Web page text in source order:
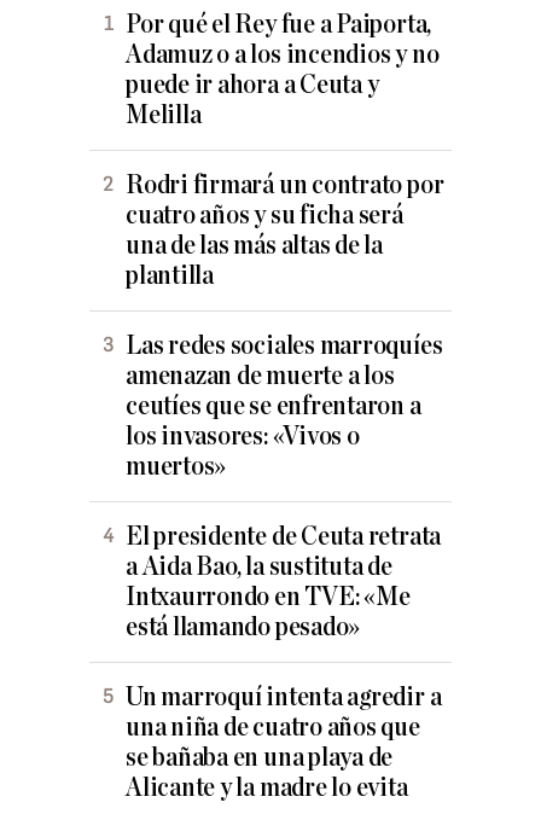
Por qué el Rey fue a Paiporta,
Adamuz o a los incendios y no
puede ir ahora a Ceuta y
Melilla
Rodri firmará un contrato por
cuatro años y su ficha será
una de las más altas de la
plantilla
Las redes sociales marroquíes
amenazan de muerte a los
ceutíes que se enfrentaron a
los invasores: «Vivos o
muertos»
El presidente de Ceuta retrata
a Aida Bao, la sustituta de
Intxaurrondo en TVE: «Me
está llamando pesado»
Un marroquí intenta agredir a
una niña de cuatro años que
se bañaba en una playa de
Alicante y la madre lo evita